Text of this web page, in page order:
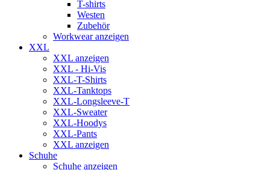
T-shirts
Westen
Zubehör
Workwear anzeigen
XXL
XXL anzeigen
XXL - Hi-Vis
XXL-T-Shirts
XXL-Tanktops
XXL-Longsleeve-T
XXL-Sweater
XXL-Hoodys
XXL-Pants
XXL anzeigen
Schuhe
Schuhe anzeigen